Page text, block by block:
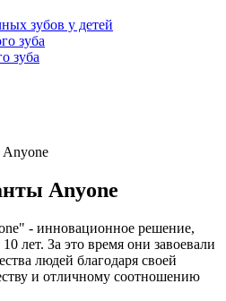
зубов у детей
зуба
зуба
Anyone
- инновационное решение,
лет. За это время они завоевали
людей благодаря своей
и отличному соотношению